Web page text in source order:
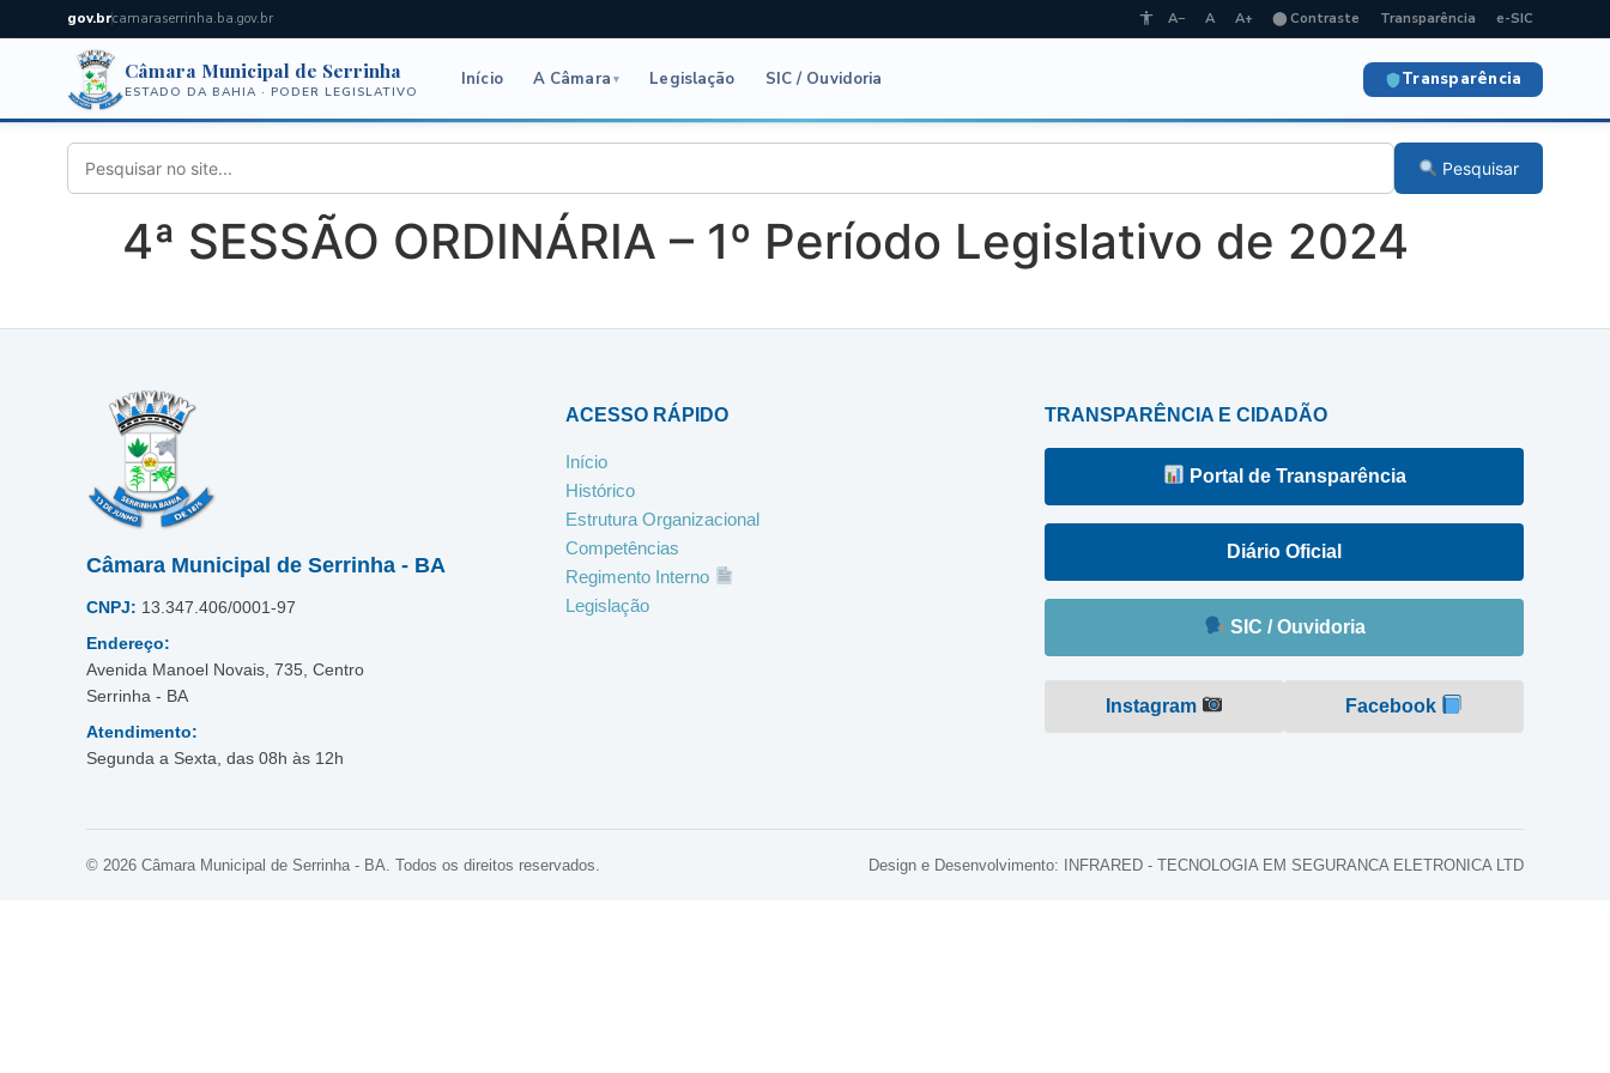
gov.brcamaraserrinha.ba.gov.br A− A A+ ⬤ Contraste Transparência e-SIC
Câmara Municipal de Serrinha
ESTADO DA BAHIA · PODER LEGISLATIVO
Início A Câmara ▾ Legislação SIC / Ouvidoria Transparência
Pesquisar
4ª SESSÃO ORDINÁRIA – 1º Período Legislativo de 2024
Câmara Municipal de Serrinha - BA
CNPJ: 13.347.406/0001-97
Endereço:
Avenida Manoel Novais, 735, Centro
Serrinha - BA
Atendimento:
Segunda a Sexta, das 08h às 12h
ACESSO RÁPIDO
Início
Histórico
Estrutura Organizacional
Competências
Regimento Interno
Legislação
TRANSPARÊNCIA E CIDADÃO
Portal de Transparência
Diário Oficial
SIC / Ouvidoria
Instagram Facebook
© 2026 Câmara Municipal de Serrinha - BA. Todos os direitos reservados. Design e Desenvolvimento: INFRARED - TECNOLOGIA EM SEGURANCA ELETRONICA LTD